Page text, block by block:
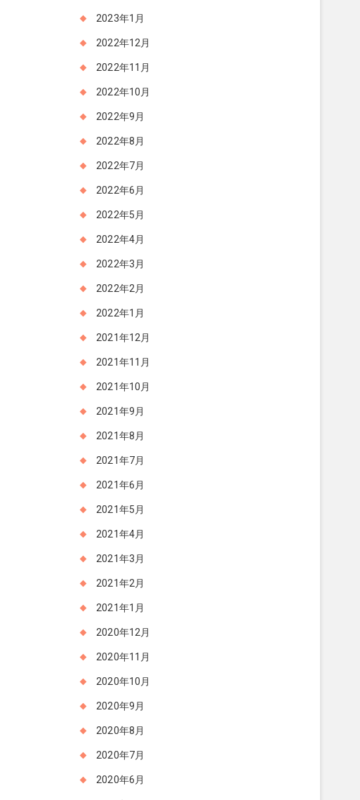
2023年1月
2022年12月
2022年11月
2022年10月
2022年9月
2022年8月
2022年7月
2022年6月
2022年5月
2022年4月
2022年3月
2022年2月
2022年1月
2021年12月
2021年11月
2021年10月
2021年9月
2021年8月
2021年7月
2021年6月
2021年5月
2021年4月
2021年3月
2021年2月
2021年1月
2020年12月
2020年11月
2020年10月
2020年9月
2020年8月
2020年7月
2020年6月